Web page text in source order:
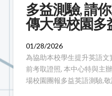
多益測驗, 請
傳大學校園多
01/28/2026
為協助本校學生提升英語
前考取證照, 本中心特與主
場校園團報多益英語測驗,